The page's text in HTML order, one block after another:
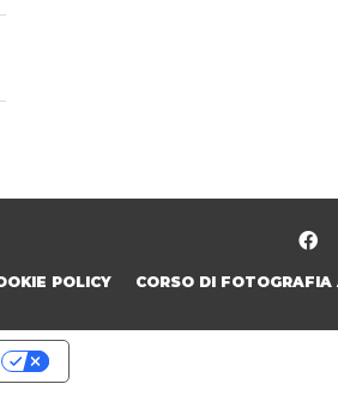
POLICY CORSO DI FOTOGRAFIA